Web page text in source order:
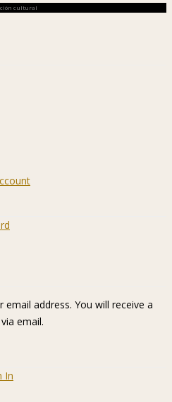
cultural
address. You will receive a
email.
In